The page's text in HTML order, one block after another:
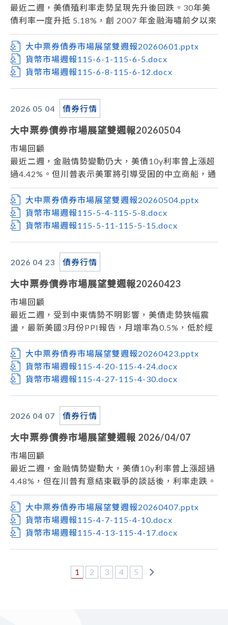
從利率走勢看，美債雖有回跌空間，但仍受到地緣政治
風險及通膨的議題干擾，伊朗戰事外溢紅海，胡塞襲擊
沙國石油設施，油價上漲的潛在變動因素還在，短線趨
勢仍暫以偏向區間震盪視之。
本週關注經濟數據重點為，美國將公布美國密西根大學
消費者信心指數估值為54%前值為54.4%；芝加哥採購
注中東情勢、油價走勢，以及聯準會將於7月28日舉行
利率料將呈現偏空高檔震盪格局，操作暫以觀望為主。
最近二週，美債殖利率走勢呈現先升後回跌。30年美
債利率一度升抵 5.18%，創 2007 年金融海嘯前夕以來
最高水準。但月底受到停火談判及終戰協議談判持續推
動影響，油價回落，利率下跌。上週五美債10年券收
在4.4355%。
台債市場，5月下旬標售30年期券得標利率，得標利率
投資盤承接下，月底成交在1.879%，顯示台債市場利
率雖處高檔，但氣氛逐漸回穩。5月下旬台債10年指標
市場展望
從利率走勢看，美債10年期利率雖回跌，但短線趨勢
仍偏向區間震盪。
本週關注經濟數據重點為美國5月非農就業數據，市場
預估5月非農新增就業為8.9萬人；5月ISM製造業PMI
及5月ISM服務業PMI。台灣方面則是5月CPI，預估年
增率將升高至2.12%。
操作方面，美國公債利率預估在近期區間內整理，持續
料將呈現高檔整理格局，6月9日10年期公債標售結果
大中票券債券市場展望雙週報20260601.pptx
貨幣市場週報115-6-1-115-6-5.docx
貨幣市場週報115-6-8-115-6-12.docx
2026 05 04 債券行情
大中票券債券市場展望雙週報20260504
市場回顧
最近二週，金融情勢變動仍大，美債10y利率曾上漲超
過4.42%。但川普表示美軍將引導受困的中立商船，通
過荷姆茲海峽後，利率走跌。惟荷姆茲海峽運輸仍受伊
朗控制，油價雖有下跌，但通膨壓力疑慮未解。上週五
美債10y收在4.3698%。
台債市場等殖系統，近期10y利率在1.50%上方整理，
偏高檔整理，約在2.18%~2.25%。上週收盤，台債10y
利率收在1.505%。
從利率走勢看，美債10y利率暫時自高檔下修，但月線
與季線仍為上升走勢，短線走勢偏空的疑慮仍在。
美國方面，美伊和平談判進展卡關，雙方各持己見，最
終結果仍不明朗，美債利率易受消息所影響。美債操作
暫持觀望態度。台債市場，債市利率在近期續在低檔區
間，料通膨疑慮將持續對債市形成偏空壓力。5年期
IRS利率近期偏高檔整理。債券操作上，在中東地緣政
治衝突狀況結束之前，通膨壓力為主要考量。
大中票券債券市場展望雙週報20260504.pptx
貨幣市場週報115-5-4-115-5-8.docx
貨幣市場週報115-5-11-115-5-15.docx
2026 04 23 債券行情
大中票券債券市場展望雙週報20260423
市場回顧
最近二週，受到中東情勢不明影響，美債走勢狹幅震
盪，最新美國3月份PPI報告，月增率為0.5%，低於經
濟學家預估值1.1%，核心PPI月增率僅0.1%，低於市
場預期的0.5%，年增率為3.8%，整體PPI低於預期顯
見能源價格波動暫時未有重大影響。上週五美債10y收
在4.248%。台債市場上週標售2年期乙類公債得標利率
21日10年期增額券A15103R得標利率1.505%，落於
市場預測區間下緣，開標後市場空單回補力道帶動盤面
市場展望
從利率走勢看，美債10y利率利率自高檔下修，月線與
季線呈現高檔整理走勢。
經濟數據方面，即將公布台灣3月外銷訂單。美國公布
零售銷售、S&P製造業PMI、初領失業金人數及續領失
業金人數，週五密大消費者信心指數。中東戰爭局勢詭
譎，市場短期仍受地緣政治影響，但後續焦點仍將回到
基本面，持續關注經濟數據及聯準會新任主席提名人聽
大中票券債券市場展望雙週報20260423.pptx
貨幣市場週報115-4-20-115-4-24.docx
貨幣市場週報115-4-27-115-4-30.docx
2026 04 07 債券行情
大中票券債券市場展望雙週報 2026/04/07
市場回顧
最近二週，金融情勢變動大，美債10y利率曾上漲超過
4.48%，但在川普有意結束戰爭的談話後，利率走跌。
惟荷姆茲海峽運輸仍受伊朗控制，油價仍居高檔，通膨
壓力疑慮未解。而最新美國3月就業報告，新增17.8萬
人，顯示美國就業市場仍具韌性。上週五美債10y收在
4.3307%。台債市場等殖系統，近期10y利率在1.50%
盤，台債10y利率收在1.5275%。
大中票券債券市場展望雙週報20260407.pptx
貨幣市場週報115-4-7-115-4-10.docx
貨幣市場週報115-4-13-115-4-17.docx
1 2 3 4 5